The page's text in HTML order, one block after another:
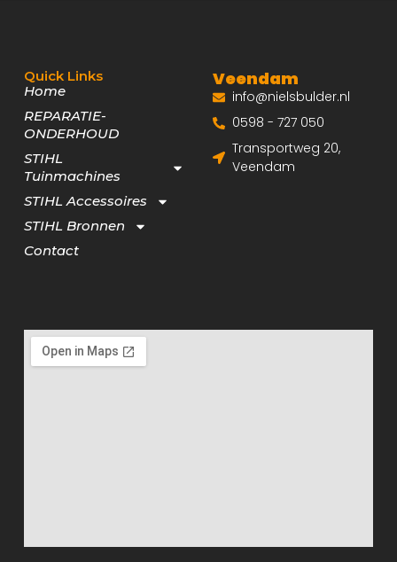
Quick Links
Home
REPARATIE-
ONDERHOUD
STIHL
Tuinmachines
STIHL Accessoires
STIHL Bronnen
Contact
Veendam
info@nielsbulder.nl
0598 - 727 050
Transportweg 20,
Veendam